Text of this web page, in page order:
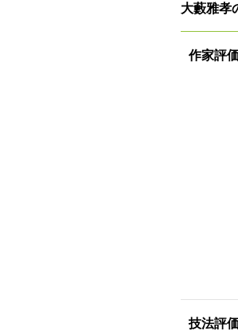
大藪雅孝
作家評
技法評